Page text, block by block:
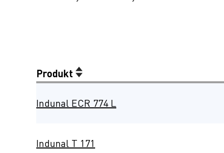
Produkt
Indunal ECR 774 L
Indunal T 171